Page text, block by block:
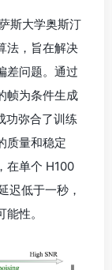
斯大学奥斯汀
法，旨在解决
差问题。通过
帧为条件生成
功弥合了训练
质量和稳定
在单个 H100
迟低于一秒，
性。